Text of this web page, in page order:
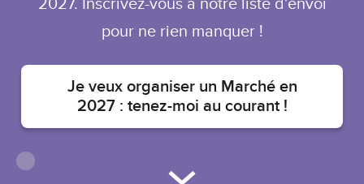
2027. Inscrivez-vous à notre liste d'envoi
pour ne rien manquer !
Je veux organiser un Marché en
2027 : tenez-moi au courant !